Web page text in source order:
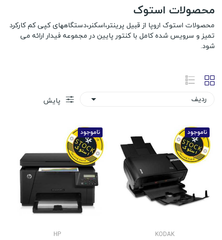
محصولات استوک
محصولات استوک اروپا از قبیل پرینتر،اسکنر،دستگاههای کپی کم کارکرد
تمیز و سرویس شده کامل با کنتور پایین در مجموعه فیدار ارائه می
شود.
ردیف 
ناموجود
KODAK
ناموجود
HP